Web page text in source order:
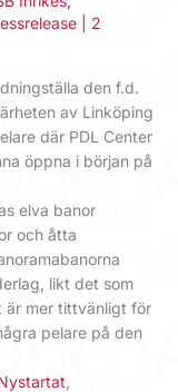
2
den f.d.
av Linköping
där PDL Center
öppna i början på
elva banor
och åtta
likt det som
är mer tittvänligt för
pelare på den